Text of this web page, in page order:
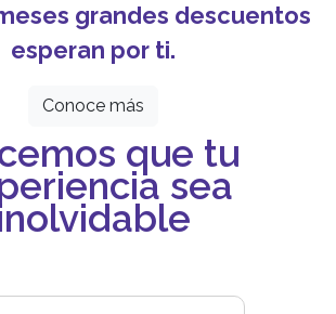
grandes descuentos
esperan por ti.
Conoce más
que tu
sea